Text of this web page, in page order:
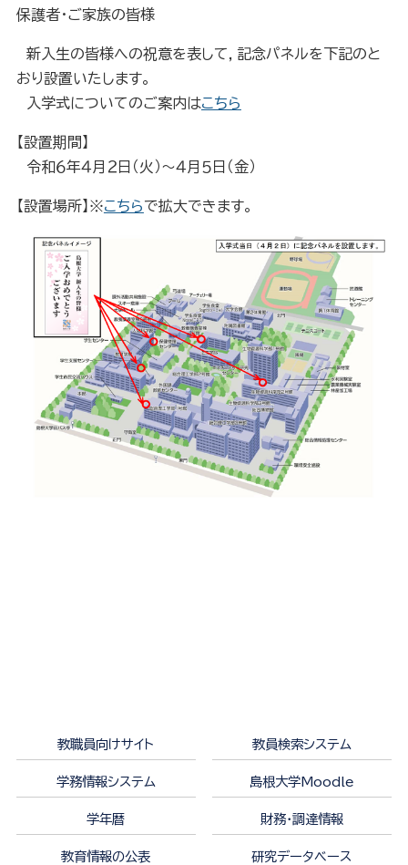
保護者・ご家族の皆様
新入生の皆様への祝意を表して，記念パネルを下記のと
おり設置いたします。
入学式についてのご案内はこちら
【設置期間】
令和６年４月２日（火）～４月５日（金）
【設置場所】※こちらで拡大できます。
教職員向けサイト 教員検索システム
学務情報システム 島根大学Moodle
学年暦 財務・調達情報
教育情報の公表 研究データベース